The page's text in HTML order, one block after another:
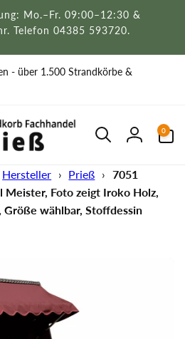
Mo.–Fr. 09:00–12:30 &
Telefon 04385 593720.
- über 1.500 Strandkörbe &
Einloggen
0
Artikel
Hersteller › Prieß › 7051
Foto zeigt Iroko Holz,
Größe wählbar, Stoffdessin